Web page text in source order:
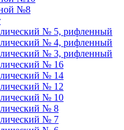
№8
№ 5, рифленный
№ 4, рифленный
№ 3, рифленный
№ 16
№ 14
№ 12
№ 10
№ 8
№ 7